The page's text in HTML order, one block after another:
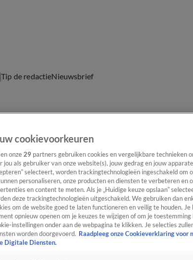
Tip de redactieNieuwsbrief
Afleveringen
cookievoorkeuren
onze 29 partners gebruiken cookies en vergelijkbare technieken
jou als gebruiker van onze website(s), jouw gedrag en jouw
selecteert, worden trackingtechnologieën ingeschakeld om
personaliseren, onze producten en diensten te verbeteren en
en content te meten. Als je „Huidige keuze opslaan”
deze trackingtechnologieën uitgeschakeld. We gebruiken dan
om de website goed te laten functioneren en veilig te houden.
opnieuw openen om je keuzes te wijzigen of om je
instellingen onder aan de webpagina te klikken. Je selecties
worden doorgevoerd. Raadpleeg onze Cookieverklaring voor
Digitale Diensten.